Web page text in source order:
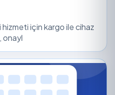
için kargo ile cihaz
onayl